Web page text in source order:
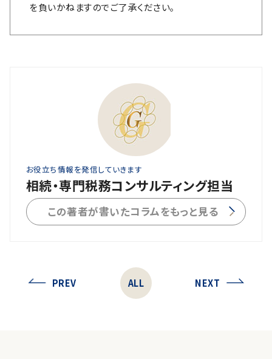
を負いかねますのでご了承ください。
お役立ち情報を発信していきます
相続・専門税務コンサルティング担当
この著者が書いたコラムをもっと見る
PREV ALL NEXT